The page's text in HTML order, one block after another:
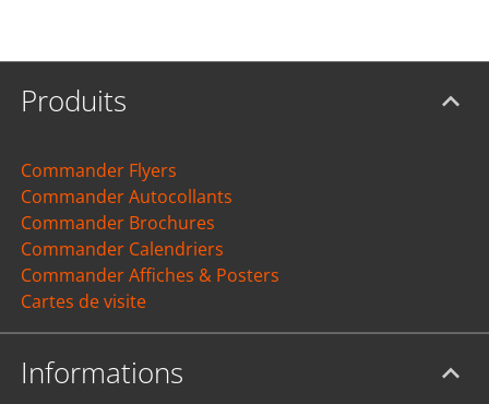
Produits
Commander Flyers
Commander Autocollants
Commander Brochures
Commander Calendriers
Commander Affiches & Posters
Cartes de visite
Informations